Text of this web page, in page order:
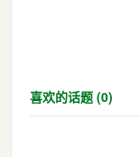
喜欢的话题 (0)